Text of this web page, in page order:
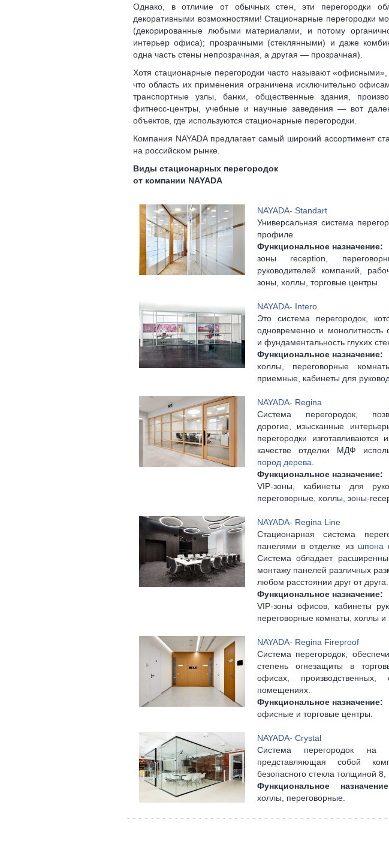
Однако, в отличие от обычных стен, эти перегородки
декоративными возможностями! Стационарные перегородки
(декорированные любыми материалами, и потому
интерьер офиса); прозрачными (стеклянными) и даже
одна часть стены непрозрачная, а другая — прозрачная).
Хотя стационарные перегородки часто называют «офисными»,
что область их применения ограничена исключительно
транспортные узлы, банки, общественные здания,
фитнесс-центры, учебные и научные заведения — вот
объектов, где используются стационарные перегородки.
Компания NAYADA предлагает самый широкий ассортимент
на российском рынке.
Виды стационарных перегородок
от компании NAYADA
NAYADA- Standart
Универсальная система
профиле.
Функциональное назначение:
зоны reception,
руководителей компаний,
зоны, холлы, торговые центры.
NAYADA- Intero
Это система перегородок,
одновременно и монолитность
и фундаментальность глухих
Функциональное назначение:
холлы, переговорные
приемные, кабинеты для
NAYADA- Regina
Система перегородок,
дорогие, изысканные
перегородки
качестве отделки МДФ
пород дерева
Функциональное назначение:
VIP-зоны, кабинеты для
переговорные, холлы, зоны-
NAYADA- Regina Line
Стационарная система
панелями в отделке из шпона
Система обладает
монтажу панелей различных
любом расстоянии друг от друга.
Функциональное назначение:
VIP-зоны офисов, кабинеты
переговорные комнаты, холлы и
NAYADA- Regina Fireproof
Cистема перегородок,
степень огнезащиты в
офисах, производственных,
помещениях.
Функциональное назначение:
офисные и торговые центры.
NAYADA- Crystal
Система перегородок на
представляющая собой
безопасного стекла толщиной
Функциональное
холлы, переговорные.